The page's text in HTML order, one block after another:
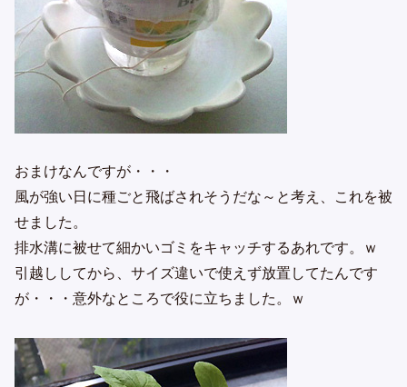
おまけなんですが・・・
風が強い日に種ごと飛ばされそうだな～と考え、これを被
せました。
排水溝に被せて細かいゴミをキャッチするあれです。ｗ
引越ししてから、サイズ違いで使えず放置してたんです
が・・・意外なところで役に立ちました。ｗ